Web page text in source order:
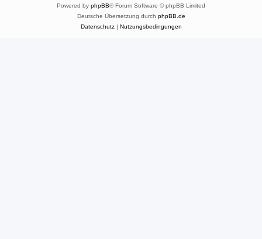
Powered by phpBB® Forum Software © phpBB Limited
Deutsche Übersetzung durch phpBB.de
Datenschutz| Nutzungsbedingungen